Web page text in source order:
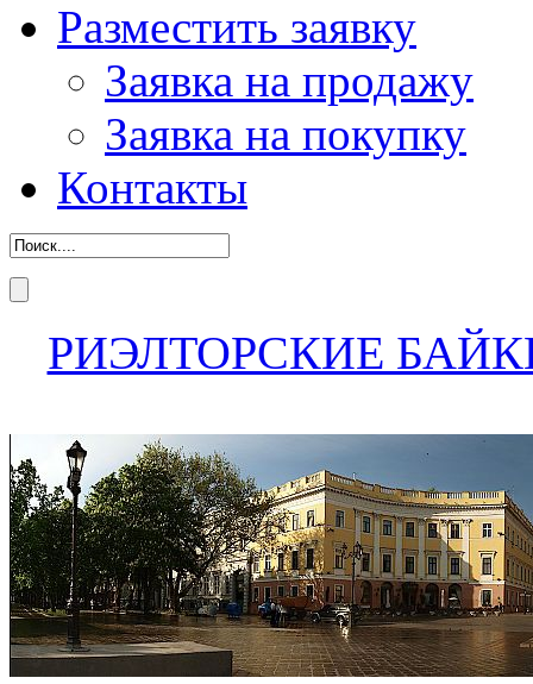
Разместить заявку
Заявка на продажу
Заявка на покупку
Контакты
РИЭЛТОРСКИЕ